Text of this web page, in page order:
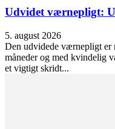
Udvidet værnepligt:
5. august 2026
Den udvidede værnepligt er
måneder og med kvindelig
et vigtigt skridt...